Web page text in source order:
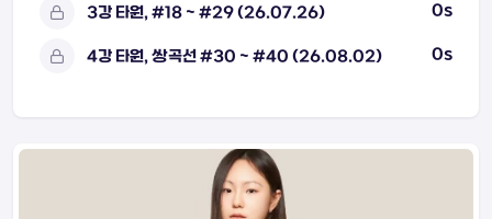
3강 타원, #18 ~ #29 (26.07.26) 0s
4강 타원, 쌍곡선 #30 ~ #40 (26.08.02) 0s